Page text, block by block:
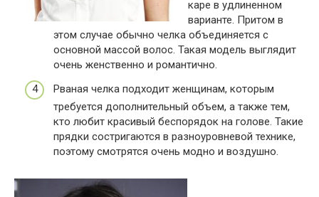
каре в удлиненном
варианте. Притом в
этом случае обычно челка объединяется с
основной массой волос. Такая модель выглядит
очень женственно и романтично.
Рваная челка подходит женщинам, которым
требуется дополнительный объем, а также тем,
кто любит красивый беспорядок на голове. Такие
прядки состригаются в разноуровневой технике,
поэтому смотрятся очень модно и воздушно.